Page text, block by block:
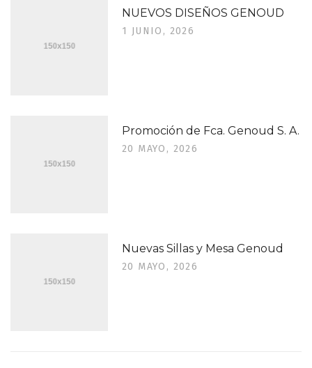
NUEVOS DISEÑOS GENOUD
1 JUNIO, 2026
Promoción de Fca. Genoud S. A.
20 MAYO, 2026
Nuevas Sillas y Mesa Genoud
20 MAYO, 2026